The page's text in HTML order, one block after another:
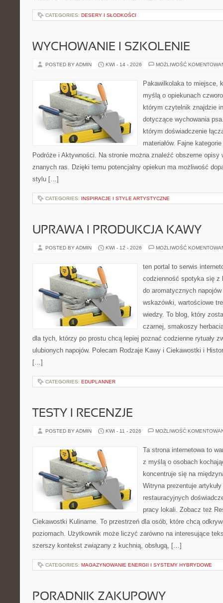
CATEGORIES: DESERY I SŁODKOŚCI
WYCHOWANIE I SZKOLENIE
POSTED BY ADMIN KWI - 14 - 2026 MOŻLIWOŚĆ
Pakawilkolaka to miejsce,
myślą o opiekunach
którym czytelnik znajdzie
dotyczące wychowania
którym doświadczenie
materiałów. Fajne
Podróże i Aktywności. Na stronie można znaleźć obszerne opisy
znanych ras. Dzięki temu potencjalny opiekun ma możliwość
stylu […]
CATEGORIES: INSPIRACJE I STYLE ARTYSTYCZNE
UPRAWA I PRODUKCJA KAWY
POSTED BY ADMIN KWI - 12 - 2026 MOŻLIWOŚĆ
ten portal to serwis
codzienność spotyka się z
do aromatycznych
wskazówki, wartościowe
wiedzy. To blog, który
czarnej, smakoszy
dla tych, którzy po prostu chcą lepiej poznać codzienne rytuały
ulubionych napojów. Polecam Rodzaje Kawy i Ciekawostki i
[…]
CATEGORIES: EDUPLANNER
TESTY I RECENZJE
POSTED BY ADMIN KWI - 11 - 2026 MOŻLIWOŚĆ
Ta strona internetowa to
z myślą o osobach
koncentruje się na
Witryna prezentuje
restauracyjnych
pracy lokali. Zobacz też
Ciekawostki Kulinarne. To przestrzeń dla osób, które chcą
poziomach. Użytkownik może liczyć zarówno na interesujące
szerszy kontekst związany z kuchnią, obsługą, […]
CATEGORIES: MAGAZYNOWANIE ENERGII I SYSTEMY HYBRYDOWE
PORADNIK ZAKUPOWY